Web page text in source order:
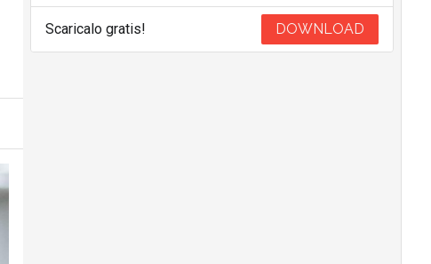
Scaricalo gratis! DOWNLOAD